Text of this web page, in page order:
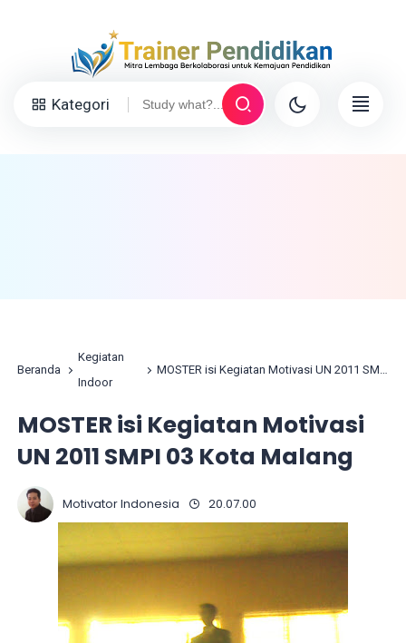
Kategori
Beranda
Kegiatan
Indoor
MOSTER isi Kegiatan Motivasi UN 2011 SMPI 03 Kota Malang
MOSTER isi Kegiatan Motivasi
UN 2011 SMPI 03 Kota Malang
Motivator Indonesia 20.07.00